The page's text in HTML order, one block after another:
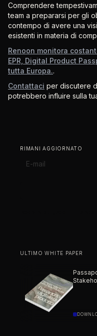
Comprendere
team a prepararsi per gli
contempo di avere una
esistenti in materia di
Renoon monitora
EPR, Digital Product
tutta Europa..
Contattaci per discutere
potrebbero influire sulla
RIMANI AGGIORNATO
ULTIMO WHITE PAPER